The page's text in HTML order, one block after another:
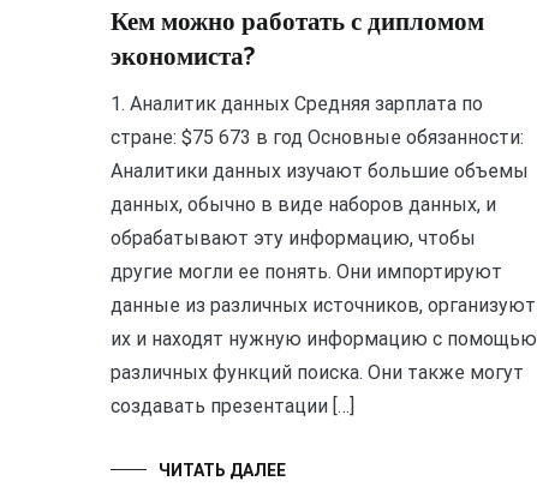
Кем можно работать с дипломом
экономиста?
1. Аналитик данных Средняя зарплата по
стране: $75 673 в год Основные обязанности:
Аналитики данных изучают большие объемы
данных, обычно в виде наборов данных, и
обрабатывают эту информацию, чтобы
другие могли ее понять. Они импортируют
данные из различных источников, организуют
их и находят нужную информацию с помощью
различных функций поиска. Они также могут
создавать презентации […]
ЧИТАТЬ ДАЛЕЕ